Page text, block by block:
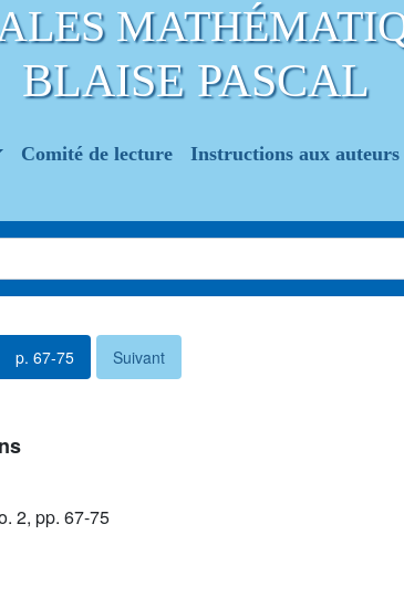
BLAISE PASCAL
Comité de lecture Instructions aux auteurs
p. 67-75 Suivant
2, pp. 67-75